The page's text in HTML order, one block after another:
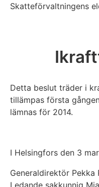
Skatteförvaltningens
Detta beslut träder i
tillämpas första
lämnas för 2014.
I Helsingfors den 3
Generaldirektör Pekka
Ledande sakkunnig